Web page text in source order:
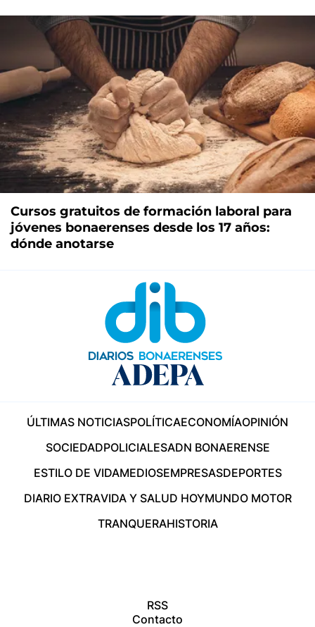
Cursos gratuitos de formación laboral para
jóvenes bonaerenses desde los 17 años:
dónde anotarse
ÚLTIMAS NOTICIASPOLÍTICAECONOMÍAOPINIÓN
SOCIEDADPOLICIALESADN BONAERENSE
ESTILO DE VIDAMEDIOSEMPRESASDEPORTES
DIARIO EXTRAVIDA Y SALUD HOYMUNDO MOTOR
TRANQUERAHISTORIA
RSS
Contacto